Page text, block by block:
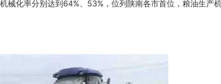
械化率分别达到64%、53%，位列陕南各市首位，粮油生产